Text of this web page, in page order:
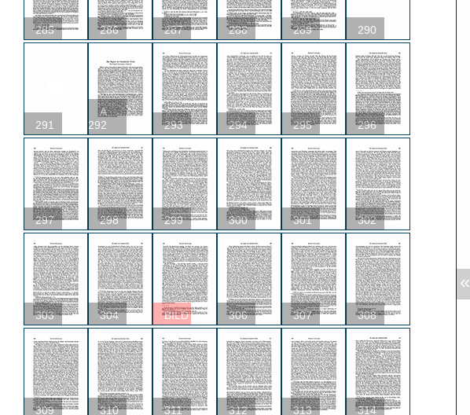
285 286 287 288 289 290
291
A
292
293 294 295 296
297 298 299 300 301 302
303 304 BILD 306 307 308
309 310 311 312 313 314
«